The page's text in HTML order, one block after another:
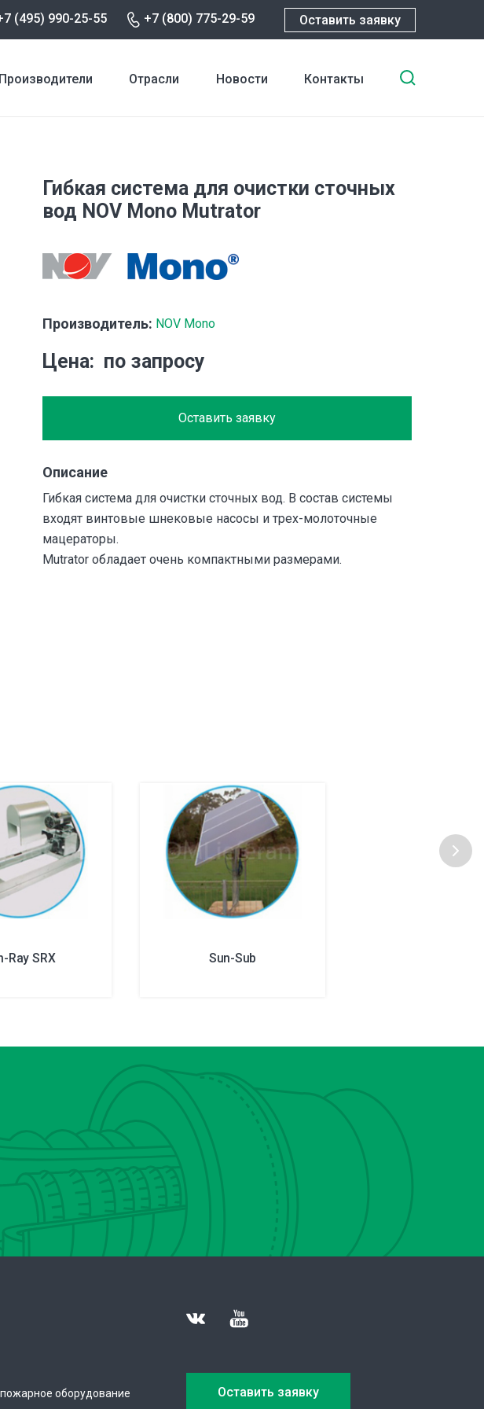
(495) 990-25-55 +7 (800) 775-29-59 Оставить заявку
Производители Отрасли Новости Контакты
Гибкая система для очистки сточных
вод NOV Mono Mutrator
Производитель: NOV Mono
Цена по запросу
Оставить заявку
Описание
Гибкая система для очистки сточных вод. В состав системы
входят винтовые шнековые насосы и трех-молоточные
мацераторы.
Mutrator обладает очень компактными размерами.
Ray SRX Sun-Sub
оборудование
Оставить заявку